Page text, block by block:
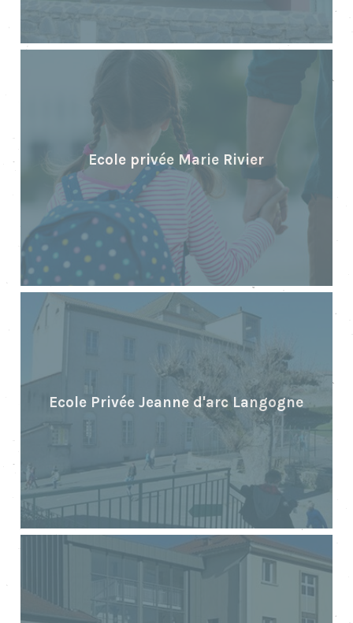
Ecole privée Marie Rivier
Ecole Privée Jeanne d'arc Langogne